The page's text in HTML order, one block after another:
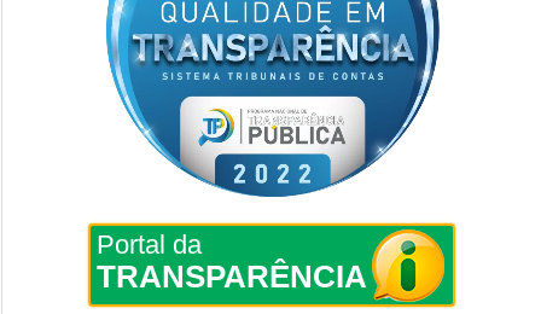
Portal da
TRANSPARÊNCIA